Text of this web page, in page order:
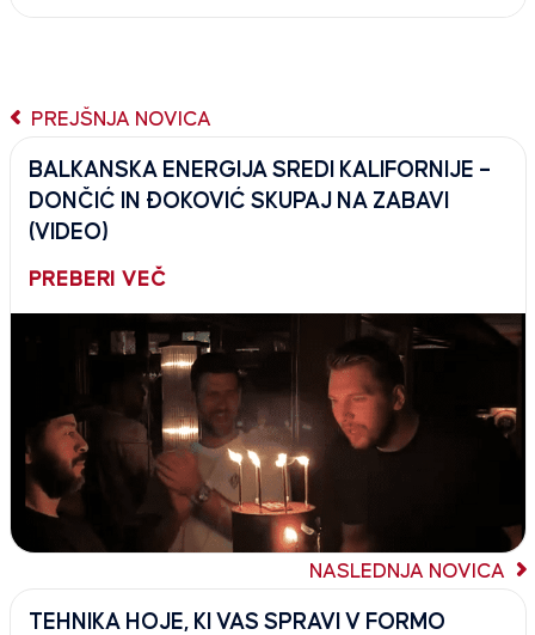
PREJŠNJA NOVICA
BALKANSKA ENERGIJA SREDI KALIFORNIJE –
DONČIĆ IN ĐOKOVIĆ SKUPAJ NA ZABAVI
(VIDEO)
PREBERI VEČ
NASLEDNJA NOVICA
TEHNIKA HOJE, KI VAS SPRAVI V FORMO